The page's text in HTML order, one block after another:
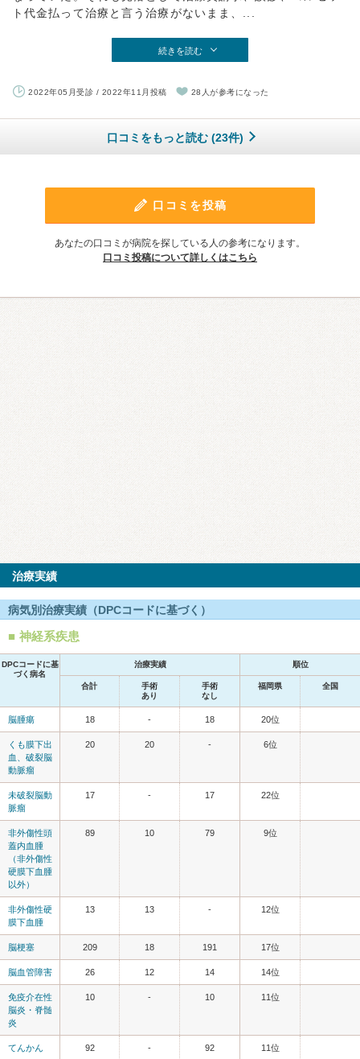
ト代金払って治療と言う治療がないまま、...
続きを読む
2022年05月受診 / 2022年11月投稿 28人が参考になった
口コミをもっと読む (23件)
口コミを投稿
あなたの口コミが病院を探している人の参考になります。
口コミ投稿について詳しくはこちら
治療実績
病気別治療実績（DPCコードに基づく）
神経系疾患
DPCコードに基
づく病名
治療実績 順位
合計
手術
あり
手術
なし
福岡県 全国
脳腫瘍 18 - 18 20位
くも膜下出
血、破裂脳
動脈瘤
20 20 - 6位
未破裂脳動
脈瘤
17 - 17 22位
非外傷性頭
蓋内血腫
（非外傷性
硬膜下血腫
以外）
89 10 79 9位
非外傷性硬
膜下血腫
13 13 - 12位
脳梗塞 209 18 191 17位
脳血管障害 26 12 14 14位
免疫介在性
脳炎・脊髄
炎
10 - 10 11位
てんかん 92 - 92 11位